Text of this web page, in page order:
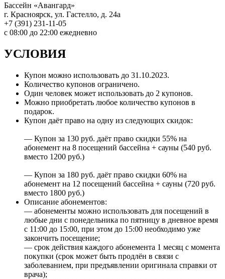
Бассейн «Авангард»
г. Красноярск, ул. Гастелло, д. 24а
+7 (391) 231-11-05
с 08:00 до 22:00 ежедневно
УСЛОВИЯ
Купон можно использовать до 31.10.2023.
Количество купонов ограничено.
Один человек может использовать до 2 купонов.
Можно приобретать любое количество купонов в
подарок.
Купон даёт право на одну из следующих скидок:
— Купон за 130 руб. даёт право скидки 55% на
абонемент на 8 посещений бассейна + сауны (540 руб.
вместо 1200 руб.)
— Купон за 180 руб. даёт право скидки 60% на
абонемент на 12 посещений бассейна + сауны (720 руб.
вместо 1800 руб.)
Описание абонементов:
— абонементы можно использовать для посещений в
любые дни с понедельника по пятницу в дневное время
с 11:00 до 15:00, при этом до 15:00 необходимо уже
закончить посещение;
— срок действия каждого абонемента 1 месяц с момента
покупки (срок может быть продлён в связи с
заболеванием, при предъявлении оригинала справки от
врача);